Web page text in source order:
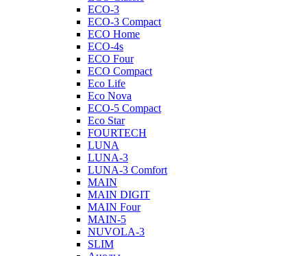
ECO-3
ECO-3 Compact
ECO Home
ECO-4s
ECO Four
ECO Compact
Eco Life
Eco Nova
ECO-5 Compact
Eco Star
FOURTECH
LUNA
LUNA-3
LUNA-3 Comfort
MAIN
MAIN DIGIT
MAIN Four
MAIN-5
NUVOLA-3
SLIM